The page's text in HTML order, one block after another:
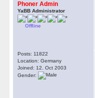
Phoner Admin
YaBB Administrator
Offline
Posts: 11822
Location: Germany
Joined: 12. Oct 2003
Gender: